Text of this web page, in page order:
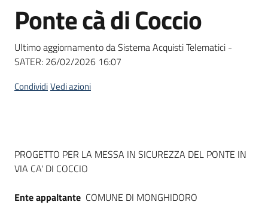
Bandi
strumenti
di
acquisto
Piattaforme
telematiche
Salta al contenuto
Ponte cà di Coccio
Ultimo aggiornamento da Sistema Acquisti Telematici -
SATER: 26/02/2026 16:07
CondividiVedi azioni
Dati del bando
PROGETTO PER LA MESSA IN SICUREZZA DEL PONTE IN
VIA CA' DI COCCIO
Ente appaltante COMUNE DI MONGHIDORO